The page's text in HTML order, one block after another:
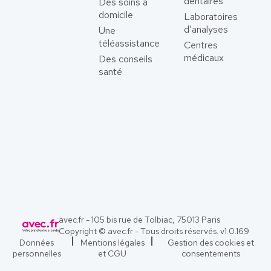
domicile
Une
téléassistance
Des conseils
santé
Laboratoires
d’analyses
Centres
médicaux
avec.fr - 105 bis rue de Tolbiac, 75013 Paris
Copyright © avec.fr - Tous droits réservés. v1.0.169
Données
personnelles
Mentions légales
et CGU
Gestion des cookies et
consentements